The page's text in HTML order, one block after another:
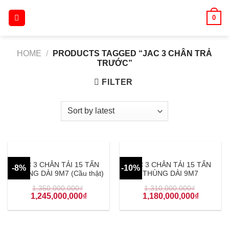
0
HOME /
PRODUCTS TAGGED “JAC 3 CHÂN TRẢ
TRƯỚC”
FILTER
-8%JAC 3 CHÂN TẢI 15 TẤN
THÙNG DÀI 9M7 (Cầu thật)
1,350,000,000₫
1,245,000,000₫
-10%JAC 3 CHÂN TẢI 15 TẤN
THÙNG DÀI 9M7
1,310,000,000₫
1,180,000,000₫